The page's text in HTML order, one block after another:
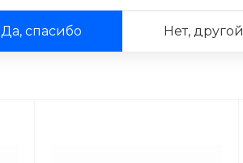
Да, спасибо Нет, другой